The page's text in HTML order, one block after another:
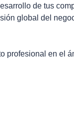
de tus
global del
profesional en el